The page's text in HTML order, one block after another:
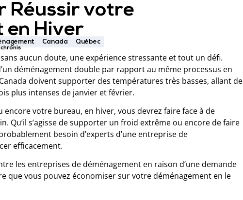
Réussir votre
en Hiver
Canada Québec
aucun doute, une expérience stressante et tout un défi.
déménagement double par rapport au même processus en
doivent supporter des températures très basses, allant de
plus intenses de janvier et février.
votre bureau, en hiver, vous devrez faire face à de
Qu’il s’agisse de supporter un froid extrême ou encore de faire
besoin d’experts d’une entreprise de
efficacement.
les entreprises de déménagement en raison d’une demande
que vous pouvez économiser sur votre déménagement en le